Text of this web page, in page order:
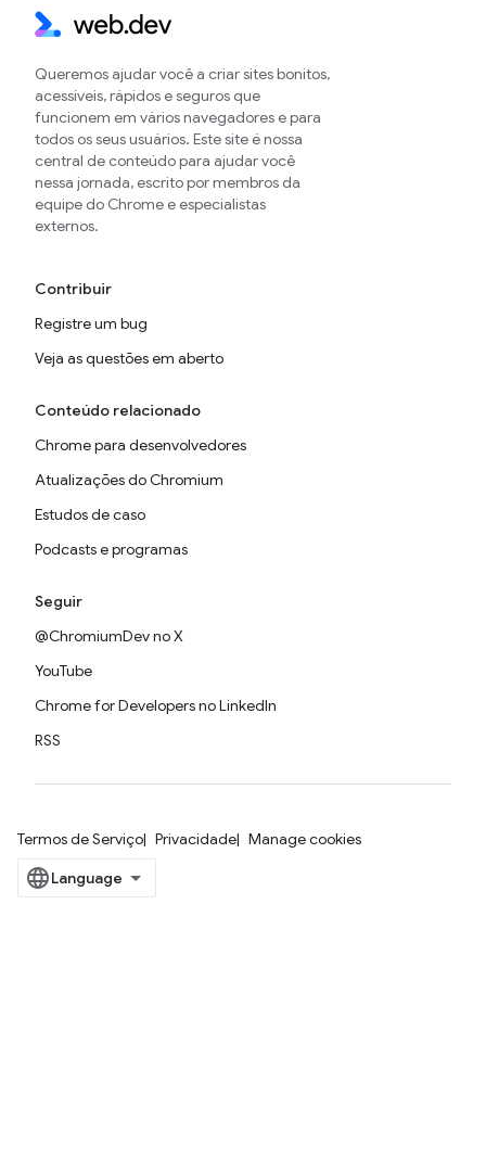
Queremos ajudar você a criar sites bonitos,
acessíveis, rápidos e seguros que
funcionem em vários navegadores e para
todos os seus usuários. Este site é nossa
central de conteúdo para ajudar você
nessa jornada, escrito por membros da
equipe do Chrome e especialistas
externos.
Contribuir
Registre um bug
Veja as questões em aberto
Conteúdo relacionado
Chrome para desenvolvedores
Atualizações do Chromium
Estudos de caso
Podcasts e programas
Seguir
@ChromiumDev no X
YouTube
Chrome for Developers no LinkedIn
RSS
Termos de Serviço Privacidade Manage cookies